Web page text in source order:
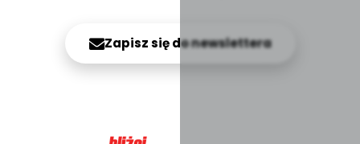
Zapisz się do newslettera